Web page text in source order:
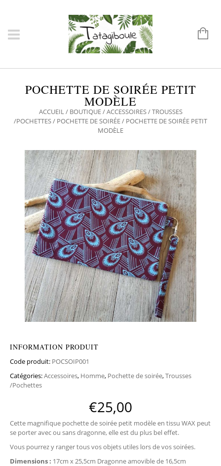
POCHETTE DE SOIRÉE PETIT
MODÈLE
ACCUEIL/ BOUTIQUE/ACCESSOIRES/TROUSSES
/POCHETTES/ POCHETTE DE SOIRÉE/ POCHETTE DE SOIRÉE PETIT
MODÈLE
INFORMATION PRODUIT
Code produit: POCSOIP001
Catégories:Accessoires, Homme, Pochette de soirée,Trousses
/Pochettes
€25,00
Cette magnifique pochette de soirée petit modèle en tissu WAX peut
se porter avec ou sans dragonne, elle est du plus bel effet.
Vous pourrez y ranger tous vos objets utiles lors de vos soirées.
Dimensions : 17cm x 25,5cm Dragonne amovible de 16,5cm